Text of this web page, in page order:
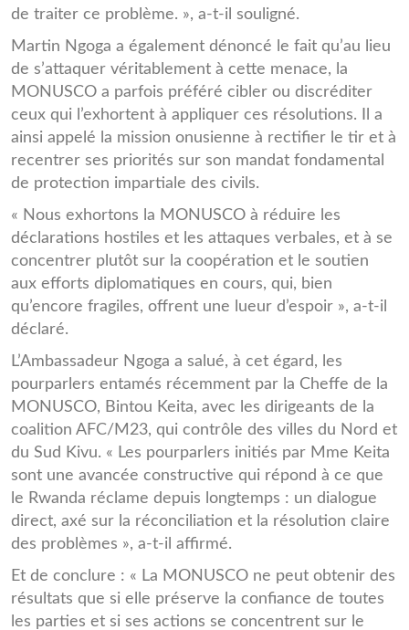
de traiter ce problème. », a-t-il souligné.
Martin Ngoga a également dénoncé le fait qu’au lieu
de s’attaquer véritablement à cette menace, la
MONUSCO a parfois préféré cibler ou discréditer
ceux qui l’exhortent à appliquer ces résolutions. Il a
ainsi appelé la mission onusienne à rectifier le tir et à
recentrer ses priorités sur son mandat fondamental
de protection impartiale des civils.
« Nous exhortons la MONUSCO à réduire les
déclarations hostiles et les attaques verbales, et à se
concentrer plutôt sur la coopération et le soutien
aux efforts diplomatiques en cours, qui, bien
qu’encore fragiles, offrent une lueur d’espoir », a-t-il
déclaré.
L’Ambassadeur Ngoga a salué, à cet égard, les
pourparlers entamés récemment par la Cheffe de la
MONUSCO, Bintou Keita, avec les dirigeants de la
coalition AFC/M23, qui contrôle des villes du Nord et
du Sud Kivu. « Les pourparlers initiés par Mme Keita
sont une avancée constructive qui répond à ce que
le Rwanda réclame depuis longtemps : un dialogue
direct, axé sur la réconciliation et la résolution claire
des problèmes », a-t-il affirmé.
Et de conclure : « La MONUSCO ne peut obtenir des
résultats que si elle préserve la confiance de toutes
les parties et si ses actions se concentrent sur le